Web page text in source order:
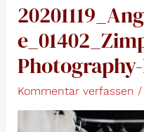
Kommentar verfassen /